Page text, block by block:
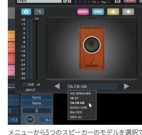
メニューから5つのスピーカーのモデルを選択